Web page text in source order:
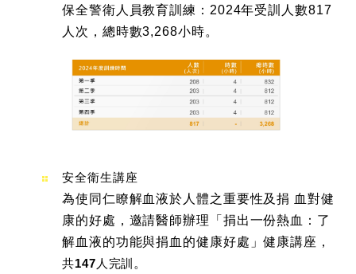
保全警衛人員教育訓練：2024年受訓人數817
人次，總時數3,268小時。
安全衛生講座
為使同仁瞭解血液於人體之重要性及捐 血對健
康的好處，邀請醫師辦理「捐出一份熱血：了
解血液的功能與捐血的健康好處」健康講座，
共147人完訓 。